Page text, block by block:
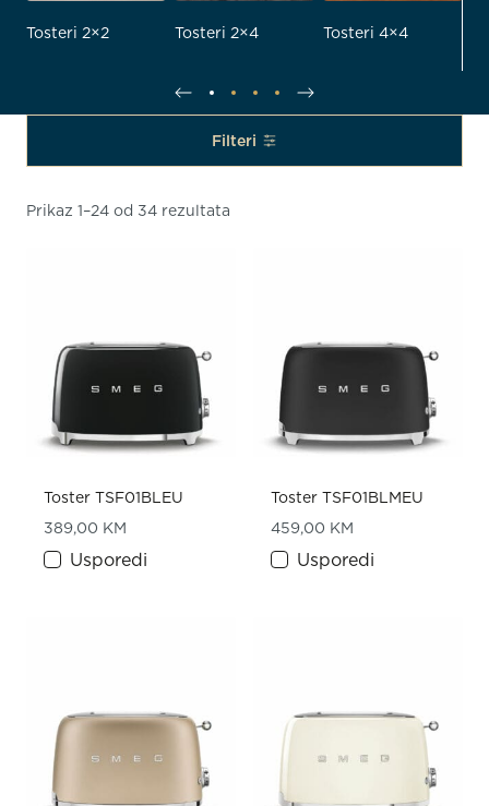
Tosteri 2×2 Tosteri 2×4 Tosteri 4×4
Filteri
Prikaz 1–24 od 34 rezultata
Toster TSF01BLEU
389,00 KM
Usporedi
Toster TSF01BLMEU
459,00 KM
Usporedi